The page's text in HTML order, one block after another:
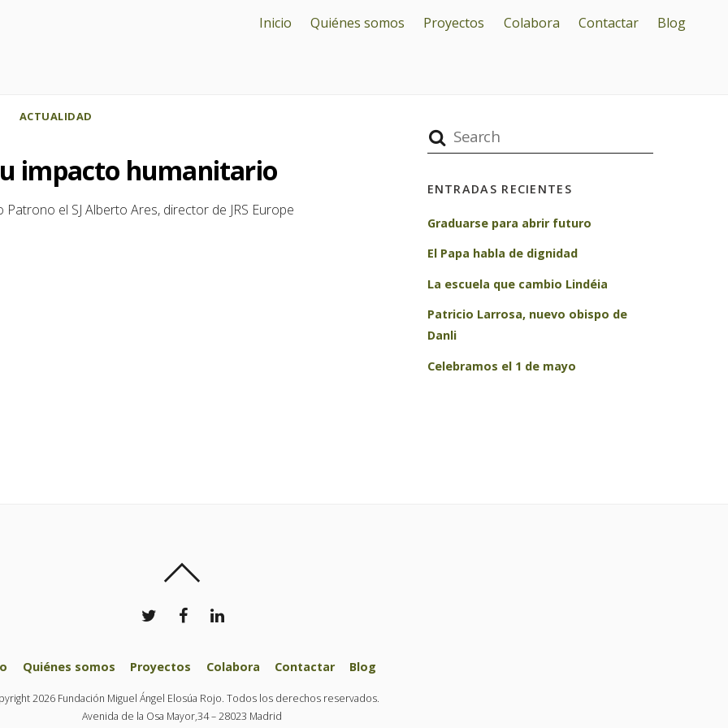
Inicio Quiénes somos Proyectos Colabora Contactar Blog
ACTUALIDAD
impacto humanitario
el SJ Alberto Ares, director de JRS Europe
ENTRADAS RECIENTES
Graduarse para abrir futuro
El Papa habla de dignidad
La escuela que cambio Lindéia
Patricio Larrosa, nuevo obispo de
Danli
Celebramos el 1 de mayo
Quiénes somos Proyectos Colabora Contactar Blog
2026 Fundación Miguel Ángel Elosúa Rojo. Todos los derechos reservados.
Avenida de la Osa Mayor,34 – 28023 Madrid